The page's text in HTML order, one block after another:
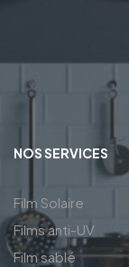
NOS SERVICES
Film Solaire
Films anti-UV
Film sablé